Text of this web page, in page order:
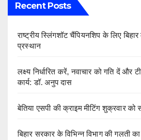
Recent Posts
राष्ट्रीय स्लिंगशॉट चैंपियनशिप के लिए
प्रस्थान
लक्ष्य निर्धारित करें, नवाचार को गति दें और
कार्य: डॉ. अनुप दास
बेतिया एसपी की क्राइम मीटिंग शुक्रवार को
बिहार सरकार के विभिन्न विभाग की गलती